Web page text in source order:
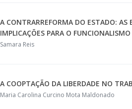
A CONTRARREFORMA DO ESTADO:
IMPLICAÇÕES PARA O FUNCIONALISMO
Samara Reis
A COOPTAÇÃO DA LIBERDADE NO
Maria Carolina Curcino Mota Maldonado